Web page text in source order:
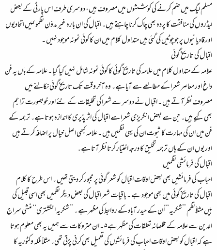
مسلم لیگ میں ضم کرنے کی کوششوں میں مصروف ہیں، دوسری طرف اس پارٹی کے بعض
لیڈروں کی منافقت کا پردہ بھی چاک کرنا چاہتے ہیں۔ اقبال کی ان بارہ غیر مدوّن نظموںمیں اتحادیوں
اور قادیانیوں پر جو چوٹیں کی گئی ہیں متداول کلام میں ان کا کوئی نمونہ موجود نہیں ۔
اقبال کی تاریخ گوئی
علامہ کے متداول کلام میں علامہ کی تاریخ گوئی کا کوئی نمونہ شامل نہیں کیا گیا ۔ علامہ کے ہاں یہ فن
داغ اور معاصر شعرا کے مطالعے سے آیا ہے۔ وہ آخر وقت تک تاریخ گوئی نکالنے میں
مصروف نظر آتے ہیں ۔ اقبال نے دوسرے شعرا کی تخلیقات کے نئے اور خوبصورت تراجم
بھی کیے ہیں۔ جن سے بعض انگریزی شعرا سے اقبال کی اثر پذیری کا اندازہ ہوتا ہے۔ ترجمہ کے
فن میں ان کی مہارت کا ثبوت ان کی یہی نظمیں ہیں ۔ علامہ کبھی اصل خیال پر اضافہ کرتے ہیں
اور یوں ان کے ہاں ترجمہ تخلیق کا درجہ اختیار کرتا نظر آتا ہے۔
اقبال کی فرمائشی نظمیں
احباب کی فرمائشیں بھی بعض اوقات اقبال کو شعر گوئی پر مجبور کر دیتی تھیں ۔ اس طرح کا کلام
اقبال کی تاریخ گوئی میں بھی موجود ہے ۔ باقیات شعر اقبال کی بعض دیگر نظمیں بھی اسی قبیل کی
ہیں مثلاًنظم ’’شکریہ‘‘ اُن کے حیدر آباد کے روابط کی مظہر ہے ۔ ’’شکریہ انگشتری‘‘ منشی سراج
الدین سے علامہ کے مخلصانہ تعلقات کی مظہر ہے ۵ ۔ ان متروکات سے ہمیں یہ بھی معلوم ہوتا
ہے کہ اقبال کو بعض اوقات احباب کی فرمائشوں کی تعمیل بھی کرنی پڑتی تھی۔ مثلاً ملکہ وکٹوریہ کا